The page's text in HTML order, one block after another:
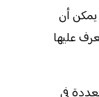
يمكن أن
عليها